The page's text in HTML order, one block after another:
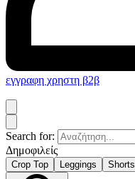
εγγραφη χρηστη β2β
Search for:
Δημοφιλείς
Crop Top Leggings Shorts